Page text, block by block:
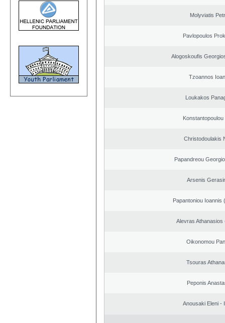
Molyviatis
Pavlopoulos
Alogoskoufis
Tzoannos
Loukakos
Konstantopoulou
Christodoulakis
Papandreou
Arsenis
Papantoniou Ioannis
Alevras Athanasios
Oikonomou
Tsouras
Peponis
Anousaki Eleni -